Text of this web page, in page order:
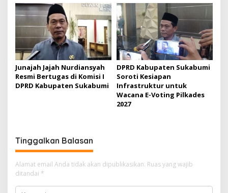
Junajah Jajah Nurdiansyah
Resmi Bertugas di Komisi I
DPRD Kabupaten Sukabumi
DPRD Kabupaten Sukabumi
Soroti Kesiapan
Infrastruktur untuk
Wacana E-Voting Pilkades
2027
Tinggalkan Balasan
Alamat email Anda tidak akan dipublikasikan. Ruas yang wajib
ditandai *